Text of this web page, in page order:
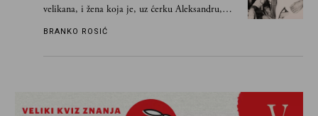
velikana, i žena koja je, uz ćerku Aleksandru,
vodila računa o zaostavštini pisca. Ovu priču o
BRANKO ROSIĆ